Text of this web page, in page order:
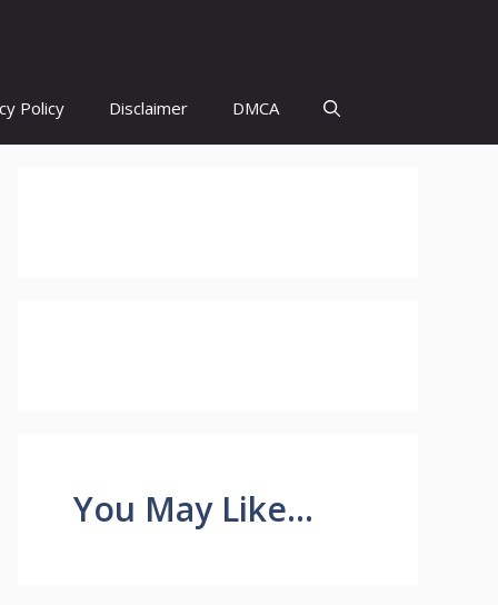
Policy Disclaimer DMCA
You May Like...